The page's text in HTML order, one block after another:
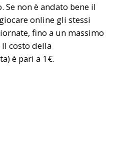
Se non è andato bene il
online gli stessi
fino a un massimo
costo della
è pari a 1€.